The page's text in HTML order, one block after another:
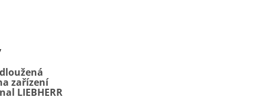
zařízení
LIEBHERR